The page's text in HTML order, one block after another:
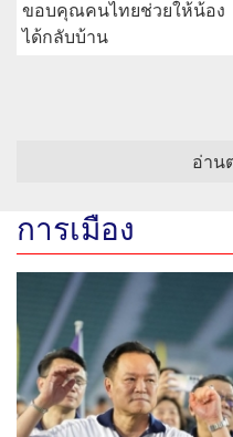
ธุรกิจยุคดิจิทัลด้วย “ttb
business one” ก้าวสู่
"พี่ชายฮลุน โซโล่" ติดใจปม
สารพิษในร่างกาย วอนนิติ
เวชชันสูตรอย่างละเอียด
ขอบคุณคนไทยช่วยให้น้อง
ได้กลับบ้าน